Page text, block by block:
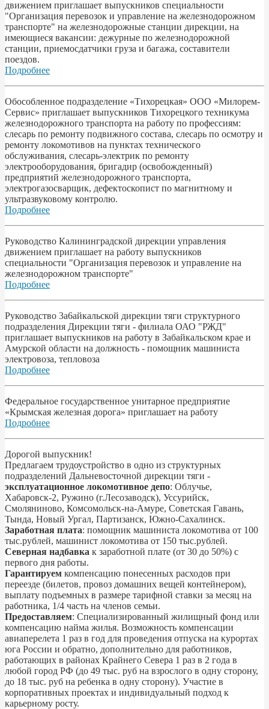
движением приглашает выпускников специальности
"Организация перевозок и управление на железнодорожном
транспорте" на железнодорожные станции дирекции, на
имеющиеся вакансии: дежурные по железнодорожной
станции, приемосдатчики груза и багажа, составители
поездов.
Подробнее
Обособленное подразделение «Тихорецкая» ООО «Милорем-
Сервис» приглашает выпускников Тихорецкого техникума
железнодорожного транспорта на работу по профессиям:
слесарь по ремонту подвижного состава, слесарь по осмотру и
ремонту локомотивов на пунктах технического
обслуживания, слесарь-электрик по ремонту
электрооборудования, бригадир (освобожденный)
предприятий железнодорожного транспорта,
электрогазосварщик, дефектоскопист по магнитному и
ультразвуковому контролю.
Подробнее
Руководство Калининградской дирекции управления
движением приглашает на работу выпускников
специальности "Организация перевозок и управление на
железнодорожном транспорте"
Подробнее
Pyководство 3a6aйкальской дирекции тяги структурного
подразделения Дирекции тяги - филиала ОАО "РЖД"
приглашает выпускников на работу в Забайкальском крае и
Амурской области на должность - помощник машиниста
электровоза, тепловоза
Подробнее
Федеральное государственное унитарное предприятие
«Крымская железная дорога» приглашает на работу
Подробнее
Дорогой выпускник!
Предлагаем трудоустройство в одно из структурных
подразделений Дальневосточной дирекции тяги -
эксплуатационное локомотивное депо: Облучье,
Хабаровск-2, Ружино (г.Лесозаводск), Уссурийск,
Смоляниново, Комсомольск-на-Амуре, Советская Гавань,
Тында, Новый Ургал, Партизанск, Южно-Сахалинск.
Заработная плата: помощник машиниста локомотива от 100
тыс.рублей, машинист локомотива от 150 тыс.рублей.
Северная надбавка к заработной плате (от 30 до 50%) с
первого дня работы.
Гарантируем компенсацию понесенных расходов при
переезде (билетов, провоз домашних вещей контейнером),
выплату подъемных в размере тарифной ставки за месяц на
работника, 1/4 часть на членов семьи.
Предоставляем: Специализированный жилищный фонд или
компенсацию найма жилья. Возможность компенсации
авиаперелета 1 раз в год для проведения отпуска на курортах
юга России и обратно, дополнительно для работников,
работающих в районах Крайнего Севера 1 раз в 2 года в
любой город РФ (до 49 тыс. руб на взрослого в одну сторону,
до 18 тыс. руб на ребенка в одну сторону). Участие в
корпоративных проектах и индивидуальный подход к
карьерному росту.